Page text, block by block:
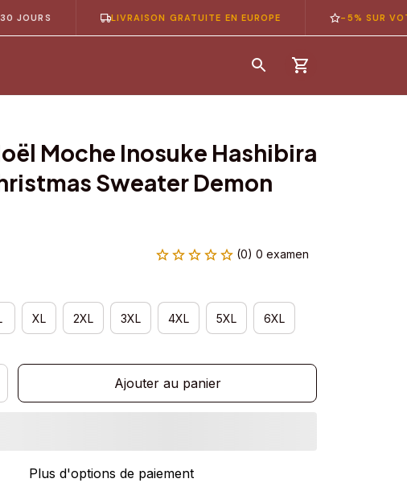
LIVRAISON GRATUITE EN EUROPE -5% SUR VOTRE
Moche Inosuke Hashibira
Sweater Demon
(0) 0 examen
XL 2XL 3XL 4XL 5XL 6XL
Ajouter au panier
Plus d'options de paiement